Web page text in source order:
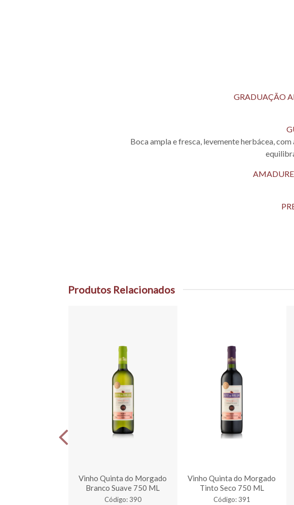
GRADUAÇÃO
Boca ampla e fresca, levemente herbácea, com
Produtos Relacionados
Vinho Quinta do Morgado
Branco Suave 750 ML
Código: 390
Vinho Quinta do Morgado
Tinto Seco 750 ML
Código: 391